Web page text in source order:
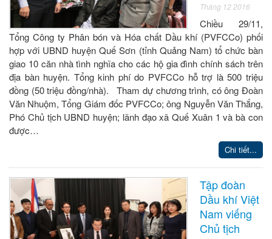
Tháng 12 2016
Chiều 29/11,
Tổng Công ty Phân bón và Hóa chất Dầu khí (PVFCCo) phối
hợp với UBND huyện Quế Sơn (tỉnh Quảng Nam) tổ chức bàn
giao 10 căn nhà tình nghĩa cho các hộ gia đình chính sách trên
địa bàn huyện. Tổng kinh phí do PVFCCo hỗ trợ là 500 triệu
đồng (50 triệu đồng/nhà). Tham dự chương trình, có ông Đoàn
Văn Nhuộm, Tổng Giám đốc PVFCCo; ông Nguyễn Văn Thắng,
Phó Chủ tịch UBND huyện; lãnh đạo xã Quế Xuân 1 và bà con
được…
Chi tiết...
Tập đoàn
Dầu khí Việt
Nam viếng
Chủ tịch